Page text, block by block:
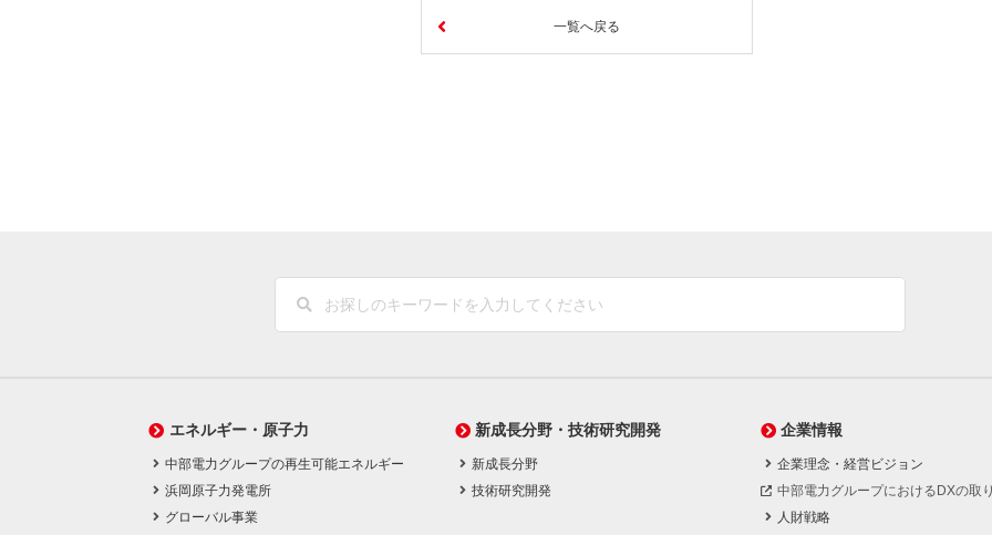
一覧へ戻る
エネルギー・原子力
中部電力グループの再生可能エネルギー
浜岡原子力発電所
グローバル事業
新成長分野・技術研究開発
新成長分野
技術研究開発
企業情報
企業理念・経営ビジョン
中部電力グループにおけるDXの取
人財戦略